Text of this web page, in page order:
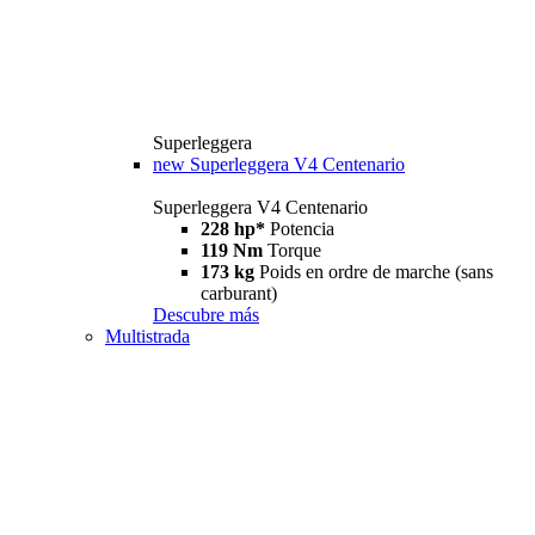
Superleggera
new Superleggera V4 Centenario
Superleggera V4 Centenario
228 hp* Potencia
119 Nm Torque
173 kg Poids en ordre de marche (sans
carburant)
Descubre más
Multistrada